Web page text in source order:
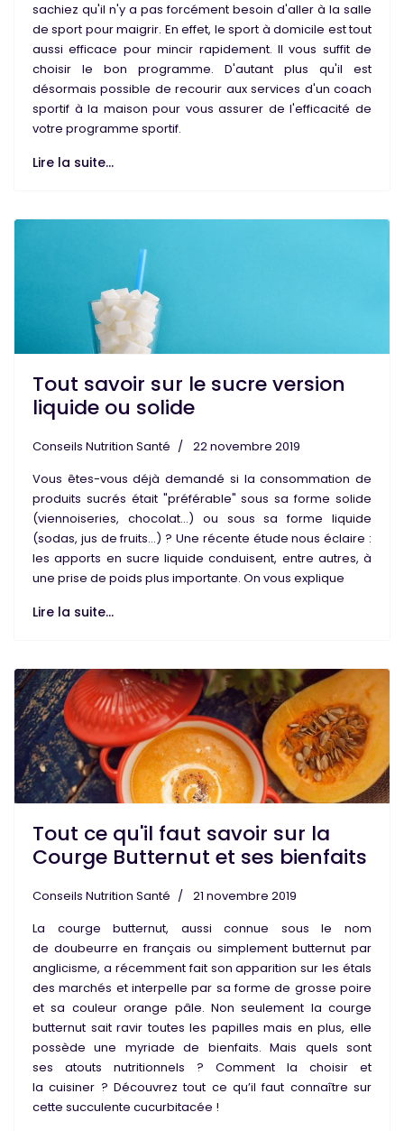
sachiez qu'il n'y a pas forcément besoin d'aller à la salle
de sport pourmaigrir. En effet, lesport à domicile est tout
aussi efficace pourmincir rapidement. Il vous suffit de
choisir le bon programme. D'autant plus qu'il est
désormais possible de recourir aux services d'un coach
sportif à la maison pour vous assurer de l'efficacité de
votre programme sportif.
Lire la suite...
Tout savoir sur le sucre version
liquide ou solide
Conseils Nutrition Santé
22 novembre 2019
Vous êtes-vous déjà demandé si la consommation de
produits sucrés était "préférable" sous sa formesolide
(viennoiseries, chocolat...) ou sous sa forme liquide
(sodas, jus de fruits...) ? Une récente étude nous éclaire :
les apports en sucre liquide conduisent, entre autres, à
une prise de poids plus importante. On vous explique
Lire la suite...
Tout ce qu'il faut savoir sur la
Courge Butternut et ses bienfaits
Conseils Nutrition Santé
21 novembre 2019
La courge butternut, aussi connue sous le nom
de doubeurreen français ou simplementbutternut par
anglicisme, a récemment fait son apparition sur les étals
des marchés et interpelle par sa forme de grosse poire
et sa couleur orange pâle. Non seulement la courge
butternut sait ravir toutes les papilles mais en plus, elle
possède une myriade de bienfaits. Mais quels sont
ses atouts nutritionnels ? Comment la choisir et
la cuisiner ? Découvrez tout ce qu’il faut connaître sur
cette succulente cucurbitacée !